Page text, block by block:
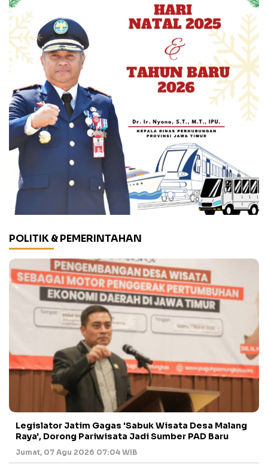
POLITIK & PEMERINTAHAN
Legislator Jatim Gagas 'Sabuk Wisata Desa Malang
Raya', Dorong Pariwisata Jadi Sumber PAD Baru
Jumat, 07 Agu 2026 07:04 WIB